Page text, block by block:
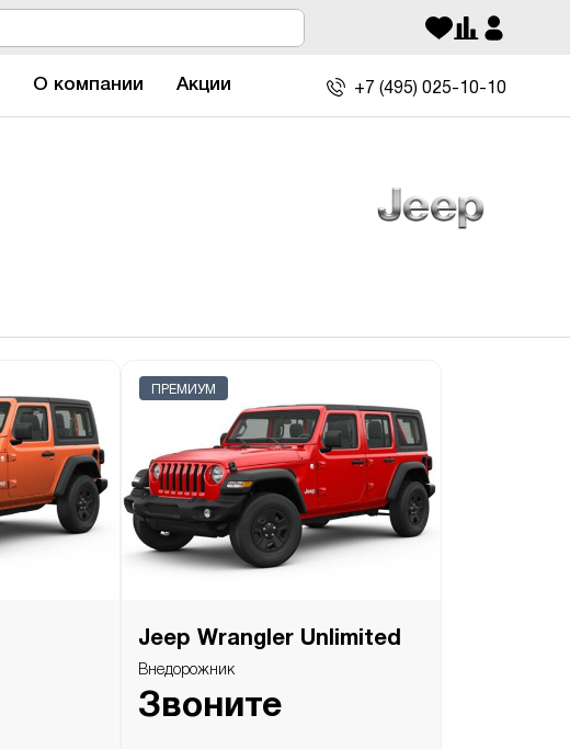
О компании Акции +7 (495) 025-10-10
ПРЕМИУМ
Jeep Wrangler Unlimited
Внедорожник
Звоните